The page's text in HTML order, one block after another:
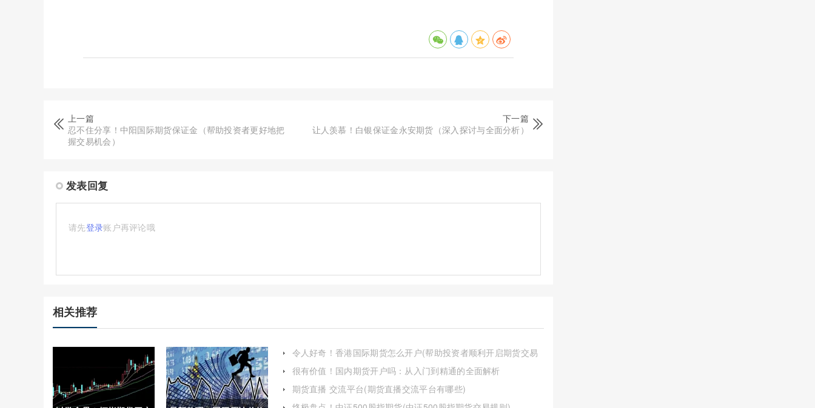
上一篇
忍不住分享！中阳国际期货保证金（帮助投资者更好地把
握交易机会）
下一篇
让人羡慕！白银保证金永安期货（深入探讨与全面分析）
发表回复
请先登录账户再评论哦
相关推荐
令人好奇！香港国际期货怎么开户(帮助投资者顺利开启期货交易
很有价值！国内期货开户吗：从入门到精通的全面解析
期货直播 交流平台(期货直播交流平台有哪些)